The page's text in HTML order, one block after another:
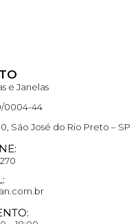
e Janelas
0004-44
São José do Rio Preto – SP